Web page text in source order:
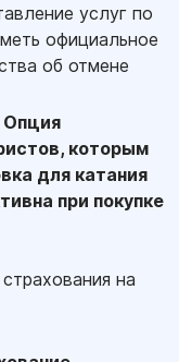
услуг по
официальное
об отмене
Опция
которым
для катания
при покупке
на